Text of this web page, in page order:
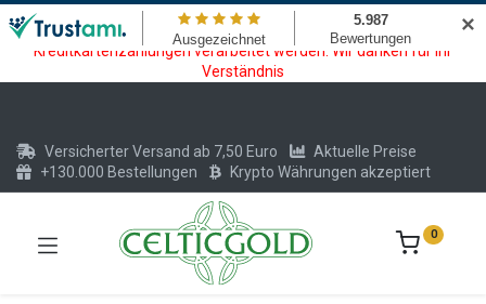
Wartungsarbeiten am Kreditkarten und Krypto Bezahlmodul. In der
Zeit vom 20.07. - 09.08.2026 können keine Krypto oder
Kreditkartenzahlungen verarbeitet werden. Wir danken für Ihr
Verständnis
Versicherter Versand ab 7,50 Euro
Aktuelle Preise
+130.000 Bestellungen
Krypto Währungen akzeptiert
0
✕